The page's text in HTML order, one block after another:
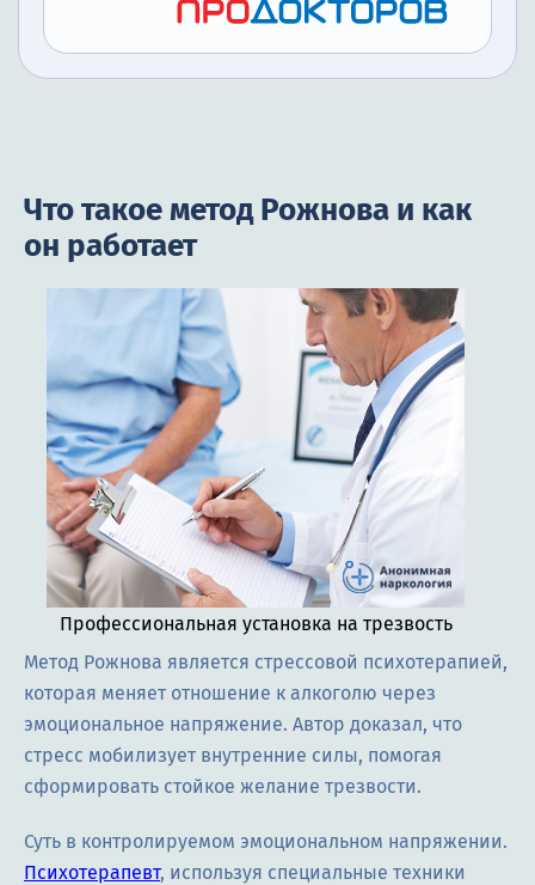
Что такое метод Рожнова и как
он работает
Профессиональная установка на трезвость
Метод Рожнова является стрессовой психотерапией,
которая меняет отношение к алкоголю через
эмоциональное напряжение. Автор доказал, что
стресс мобилизует внутренние силы, помогая
сформировать стойкое желание трезвости.
Суть в контролируемом эмоциональном напряжении.
Психотерапевт, используя специальные техники